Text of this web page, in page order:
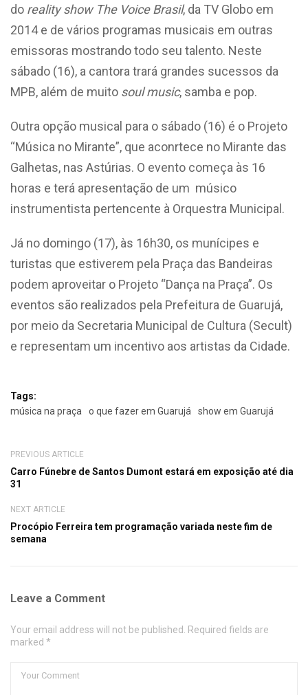
do reality show The Voice Brasil, da TV Globo em
2014 e de vários programas musicais em outras
emissoras mostrando todo seu talento. Neste
sábado (16), a cantora trará grandes sucessos da
MPB, além de muito soul music, samba e pop.
Outra opção musical para o sábado (16) é o Projeto
“Música no Mirante”, que aconrtece no Mirante das
Galhetas, nas Astúrias. O evento começa às 16
horas e terá apresentação de um músico
instrumentista pertencente à Orquestra Municipal.
Já no domingo (17), às 16h30, os munícipes e
turistas que estiverem pela Praça das Bandeiras
podem aproveitar o Projeto “Dança na Praça”. Os
eventos são realizados pela Prefeitura de Guarujá,
por meio da Secretaria Municipal de Cultura (Secult)
e representam um incentivo aos artistas da Cidade.
Tags:
música na praça
o que fazer em Guarujá show em Guarujá
PREVIOUS ARTICLE
Carro Fúnebre de Santos Dumont estará em exposição até dia
31
NEXT ARTICLE
Procópio Ferreira tem programação variada neste fim de
semana
Leave a Comment
Your email address will not be published. Required fields are
marked *